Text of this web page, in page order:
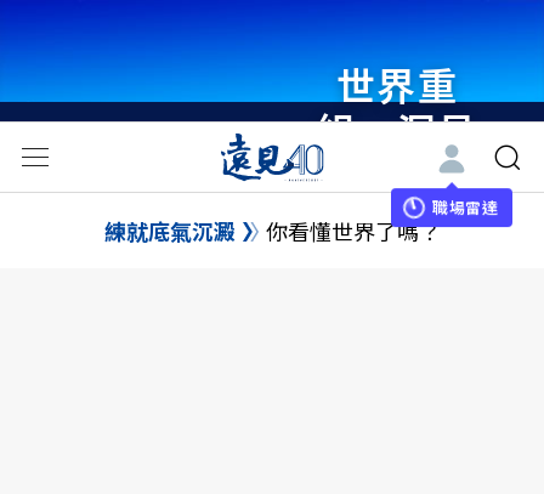
世界重
組・洞見
未來 與
世界領袖
職場雷達
練就底氣沉澱 你看懂世界了嗎？